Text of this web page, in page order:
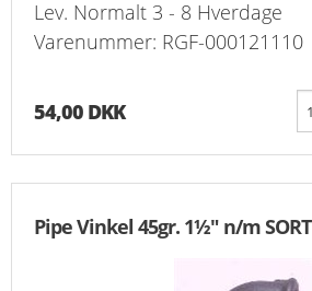
Lev. Normalt 3 - 8 Hverdage
Varenummer: RGF-000121110
54,00 DKK
Pipe Vinkel 45gr. 1½" n/m SORT